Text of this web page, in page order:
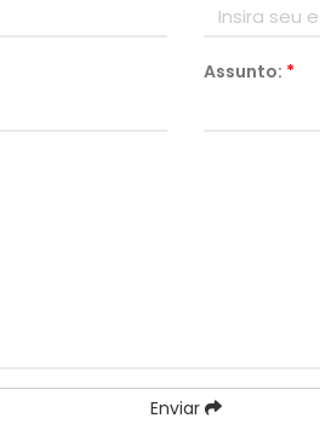
Assunto: *
Enviar